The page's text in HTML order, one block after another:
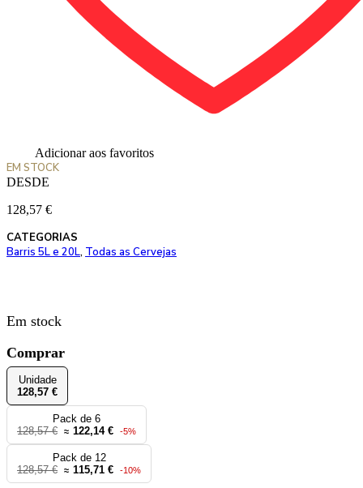
Adicionar aos favoritos
EM STOCK
DESDE
128,57 €
CATEGORIAS
Barris 5L e 20L, Todas as Cervejas
Em stock
Comprar
Unidade
128,57 €
Pack de 6
128,57 €
≈ 122,14 € -5%
Pack de 12
128,57 €
≈ 115,71 € -10%